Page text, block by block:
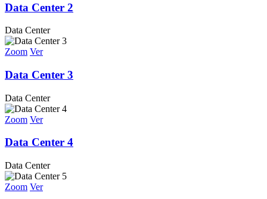
Data Center 2
Data Center
Zoom Ver
Data Center 3
Data Center
Zoom Ver
Data Center 4
Data Center
Zoom Ver